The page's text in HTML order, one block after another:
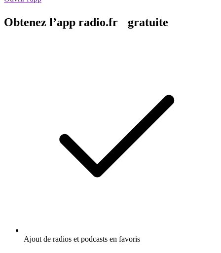
Obtenez l’app radio.fr gratuite
Ajout de radios et podcasts en favoris